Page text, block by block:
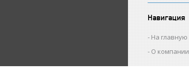
Навигация
На главную
О компании